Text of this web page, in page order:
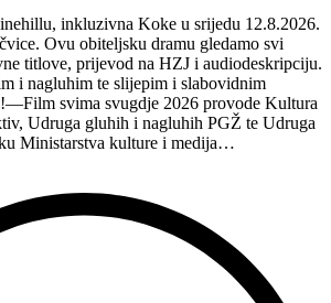
inkluzivna Koke u srijedu 12.8.2026.
Ovu obiteljsku dramu gledamo svi
titlove, prijevod na HZJ i audiodeskripciju.
i nagluhim te slijepim i slabovidnim
svima svugdje 2026 provode Kultura
Udruga gluhih i nagluhih PGŽ te Udruga
Ministarstva kulture i medija…